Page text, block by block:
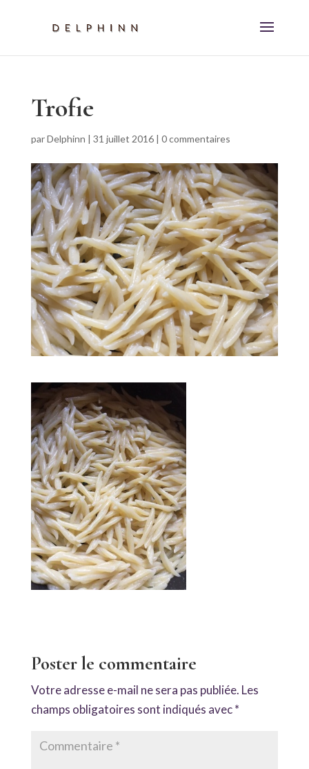
Trofie
parDelphinn | 31 juillet 2016| 0 commentaires
Poster le commentaire
Votre adresse e-mail ne sera pas publiée. Les
champs obligatoires sont indiqués avec*